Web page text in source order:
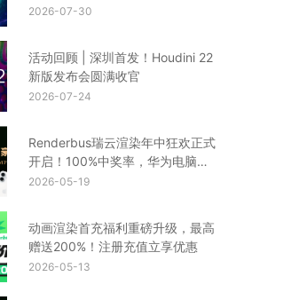
中！
2026-07-30
活动回顾 | 深圳首发！Houdini 22
新版发布会圆满收官
2026-07-24
Renderbus瑞云渲染年中狂欢正式
开启！100%中奖率，华为电脑、
iPhone17等你来拿
2026-05-19
动画渲染首充福利重磅升级，最高
赠送200%！注册充值立享优惠
2026-05-13